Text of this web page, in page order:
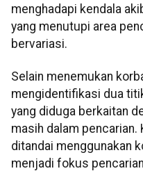
menghadapi kendala
yang menutupi area
bervariasi.
Selain menemukan
mengidentifikasi dua
yang diduga berkaitan
masih dalam
ditandai menggunakan
menjadi fokus